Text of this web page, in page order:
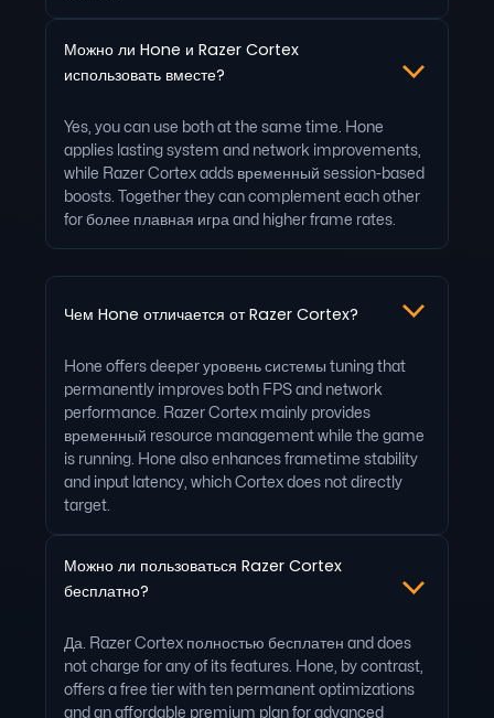
Можно ли Hone и Razer Cortex
использовать вместе?
Yes, you can use both at the same time. Hone
applies lasting system and network improvements,
while Razer Cortex adds временный session-based
boosts. Together they can complement each other
for более плавная игра and higher frame rates.
Чем Hone отличается от Razer Cortex?
Hone offers deeper уровень системы tuning that
permanently improves both FPS and network
performance. Razer Cortex mainly provides
временный resource management while the game
is running. Hone also enhances frametime stability
and input latency, which Cortex does not directly
target.
Можно ли пользоваться Razer Cortex
бесплатно?
Да. Razer Cortex полностью бесплатен and does
not charge for any of its features. Hone, by contrast,
offers a free tier with ten permanent optimizations
and an affordable premium plan for advanced